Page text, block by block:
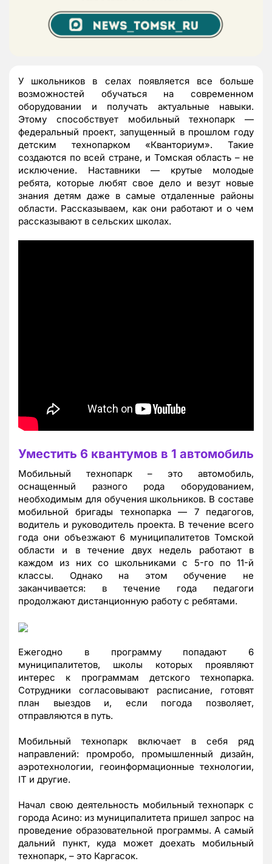
У школьников в селах появляется все больше
возможностей обучаться на современном
оборудовании и получать актуальные навыки.
Этому способствует мобильный технопарк —
федеральный проект, запущенный в прошлом году
детским технопарком «Кванториум». Такие
создаются по всей стране, и Томская область – не
исключение. Наставники — крутые молодые
ребята, которые любят свое дело и везут новые
знания детям даже в самые отдаленные районы
области. Рассказываем, как они работают и о чем
рассказывают в сельских школах.
Уместить 6 квантумов в 1 автомобиль
Мобильный технопарк – это автомобиль,
оснащенный разного рода оборудованием,
необходимым для обучения школьников. В составе
мобильной бригады технопарка — 7 педагогов,
водитель и руководитель проекта. В течение всего
года они объезжают 6 муниципалитетов Томской
области и в течение двух недель работают в
каждом из них со школьниками с 5-го по 11-й
классы. Однако на этом обучение не
заканчивается: в течение года педагоги
продолжают дистанционную работу с ребятами.
Ежегодно в программу попадают 6
муниципалитетов, школы которых проявляют
интерес к программам детского технопарка.
Сотрудники согласовывают расписание, готовят
план выездов и, если погода позволяет,
отправляются в путь.
Мобильный технопарк включает в себя ряд
направлений: промробо, промышленный дизайн,
аэротехнологии, геоинформационные технологии,
IT и другие.
Начал свою деятельность мобильный технопарк с
города Асино: из муниципалитета пришел запрос на
проведение образовательной программы. А самый
дальний пункт, куда может доехать мобильный
технопарк, – это Каргасок.